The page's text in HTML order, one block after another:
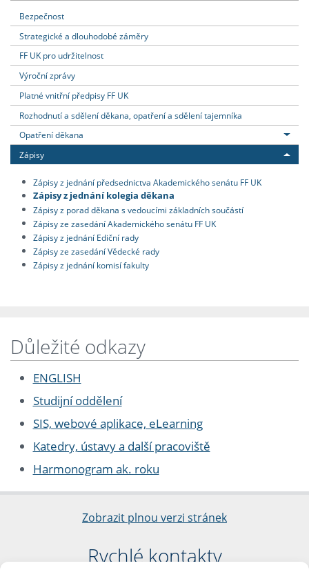
Bezpečnost
Strategické a dlouhodobé záměry
FF UK pro udržitelnost
Výroční zprávy
Platné vnitřní předpisy FF UK
Rozhodnutí a sdělení děkana, opatření a sdělení tajemníka
Opatření děkana
Zápisy
Zápisy z jednání předsednictva Akademického senátu FF UK
Zápisy z jednání kolegia děkana
Zápisy z porad děkana s vedoucími základních součástí
Zápisy ze zasedání Akademického senátu FF UK
Zápisy z jednání Ediční rady
Zápisy ze zasedání Vědecké rady
Zápisy z jednání komisí fakulty
Důležité odkazy
ENGLISH
Studijní oddělení
SIS, webové aplikace, eLearning
Katedry, ústavy a další pracoviště
Harmonogram ak. roku
Zobrazit plnou verzi stránek
Rychlé kontakty